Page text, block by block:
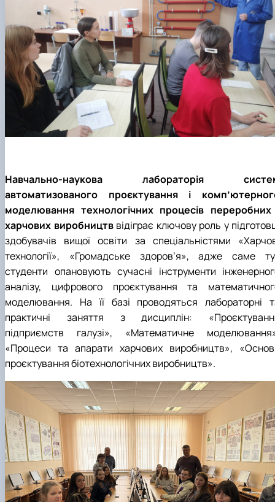
Навчально-наукова лабораторія
автоматизованого проєктування і
моделювання технологічних процесів переробних
харчових виробництввідіграє ключову роль у
здобувачів вищої освіти за спеціальністями
технології», «Громадське здоров’я», адже саме
студенти опановують сучасні інструменти
аналізу, цифрового проєктування та
моделювання. На її базі проводяться лабораторні
практичні заняття з дисциплін:
підприємств галузі», «Математичне
«Процеси та апарати харчових виробництв»,
проєктування біотехнологічних виробництв».